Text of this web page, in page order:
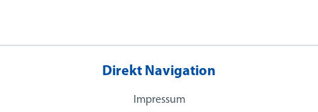
Direkt Navigation
Impressum